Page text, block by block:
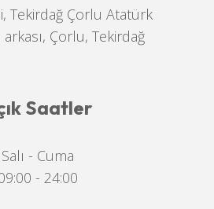
Tekirdağ Çorlu Atatürk
arkası, Çorlu, Tekirdağ
Saatler
Salı - Cuma
- 24:00